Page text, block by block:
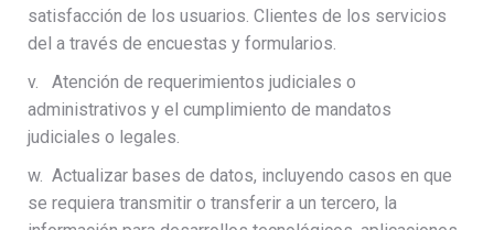
satisfacción de los usuarios. Clientes de los servicios
del a través de encuestas y formularios.
v. Atención de requerimientos judiciales o
administrativos y el cumplimiento de mandatos
judiciales o legales.
w. Actualizar bases de datos, incluyendo casos en que
se requiera transmitir o transferir a un tercero, la